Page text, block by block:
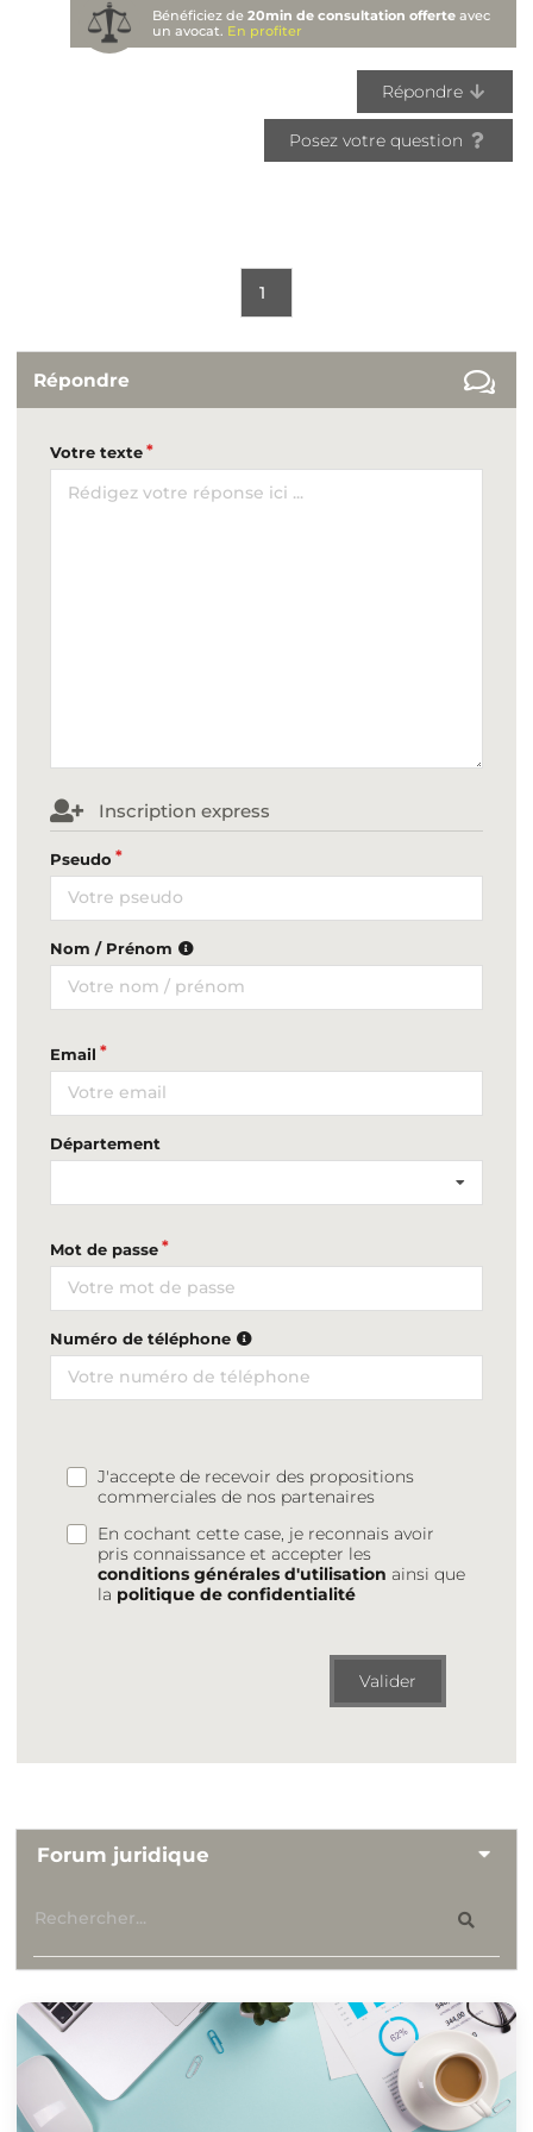
Bénéficiez de20min de consultation offerte avec
un avocat. En profiter
Répondre
Posez votre question
1
Répondre
Votre texte
Inscription express
Pseudo
Nom / Prénom
Email
Département
Mot de passe
Numéro de téléphone
J'accepte de recevoir des propositions
commerciales de nos partenaires
En cochant cette case, je reconnais avoir
pris connaissance et accepter les
conditions générales d'utilisation ainsi que
la politique de confidentialité
Valider
Forum juridique